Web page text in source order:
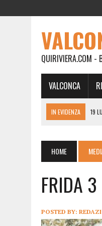
QUIRIVIERA.COM -
VALCONCA
IN EVIDENZA 19
19 FEBBRAIO 2026 |
28 GENNAIO 2026
18 DICEMBRE 2025
18 DICEMBRE 2025 |
HOME
FRIDA
POSTED BY: